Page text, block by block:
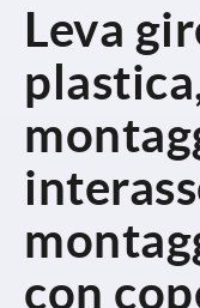
Leva
con